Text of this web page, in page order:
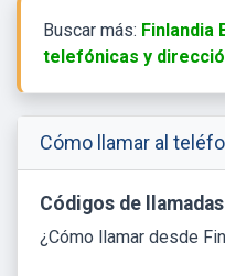
Buscar más: Finlandia
telefónicas y
Cómo llamar al
Códigos de
¿Cómo llamar desde